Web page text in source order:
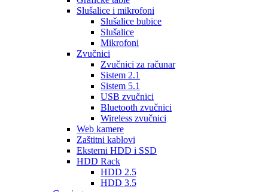
Slušalice i mikrofoni
Slušalice bubice
Slušalice
Mikrofoni
Zvučnici
Zvučnici za računar
Sistem 2.1
Sistem 5.1
USB zvučnici
Bluetooth zvučnici
Wireless zvučnici
Web kamere
Zaštitni kablovi
Eksterni HDD i SSD
HDD Rack
HDD 2.5
HDD 3.5